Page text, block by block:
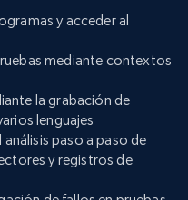
y acceder al
mediante contextos
la grabación de
lenguajes
paso a paso de
y registros de